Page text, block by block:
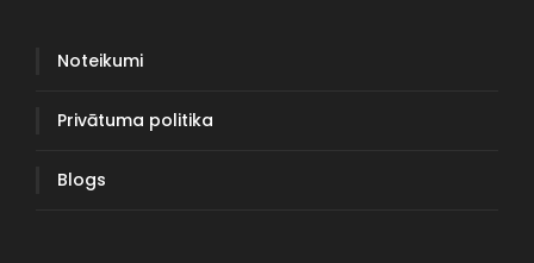
Noteikumi
Privātuma politika
Blogs